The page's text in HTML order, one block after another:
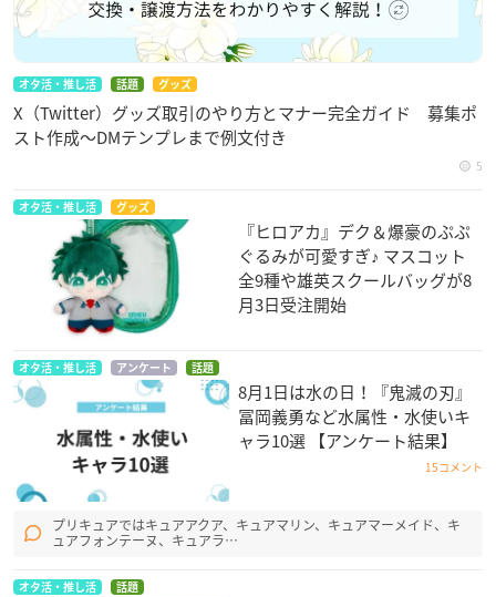
オタ活・推し活 話題 グッズ
X（Twitter）グッズ取引のやり方とマナー完全ガイド 募集ポ
スト作成〜DMテンプレまで例文付き
5
オタ活・推し活 グッズ
『ヒロアカ』デク＆爆豪のぷぷ
ぐるみが可愛すぎ♪ マスコット
全9種や雄英スクールバッグが8
月3日受注開始
オタ活・推し活 アンケート 話題
8月1日は水の日！『鬼滅の刃』
冨岡義勇など水属性・水使いキ
ャラ10選 【アンケート結果】
15コメント
プリキュアではキュアアクア、キュアマリン、キュアマーメイド、キ
ュアフォンテーヌ、キュアラ…
オタ活・推し活 話題